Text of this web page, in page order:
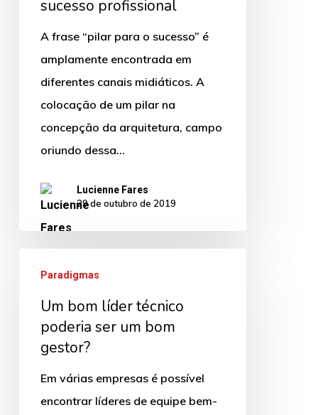
sucesso profissional
A frase “pilar para o sucesso” é
amplamente encontrada em
diferentes canais midiáticos. A
colocação de um pilar na
concepção da arquitetura, campo
oriundo dessa…
Lucienne Fares
29 de outubro de 2019
bom
técnico
poderia
Paradigmas
Um bom líder técnico
poderia ser um bom
gestor?
Em várias empresas é possível
encontrar líderes de equipe bem-